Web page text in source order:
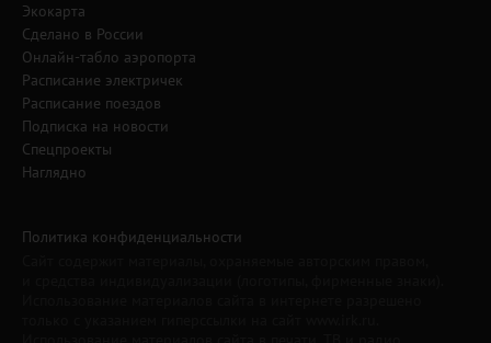
Экокарта
Сделано в России
Онлайн-табло аэропорта
Расписание электричек
Расписание поездов
Подписка на новости
Спецпроекты
Наглядно
Политика конфиденциальности